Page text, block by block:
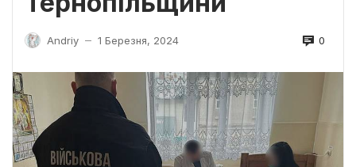
Andriy — 1 Березня, 2024 0